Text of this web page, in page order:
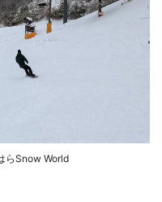
らSnow World